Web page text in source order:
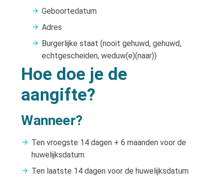
Geboortedatum
Adres
Burgerlijke staat (nooit gehuwd, gehuwd,
echtgescheiden, weduw(e)(naar))
Hoe doe je de
aangifte?
Wanneer?
Ten vroegste 14 dagen + 6 maanden voor de
huwelijksdatum
Ten laatste 14 dagen voor de huwelijksdatum